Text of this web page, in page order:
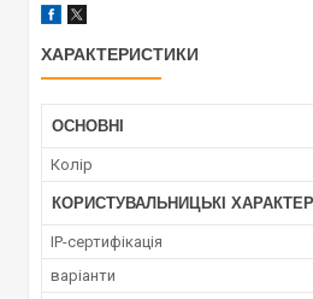
ХАРАКТЕРИСТИКИ
ОСНОВНІ
Колір
КОРИСТУВАЛЬНИЦЬКІ
IP-сертифікація
варіанти